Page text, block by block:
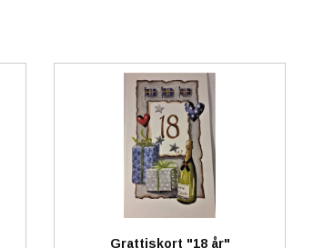
Grattiskort "18 år"